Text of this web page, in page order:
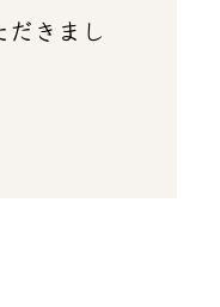
きまし